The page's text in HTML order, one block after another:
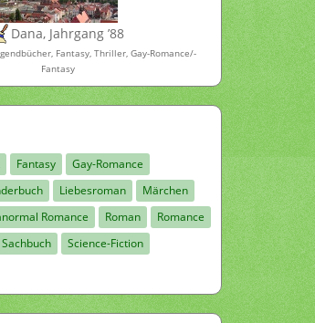
Dana, Jahrgang ’88
Fantasy, Thriller, Gay-Romance/-
Fantasy
Fantasy
Gay-Romance
Liebesroman
Märchen
Romance Roman
Romance
Sachbuch
Science-Fiction